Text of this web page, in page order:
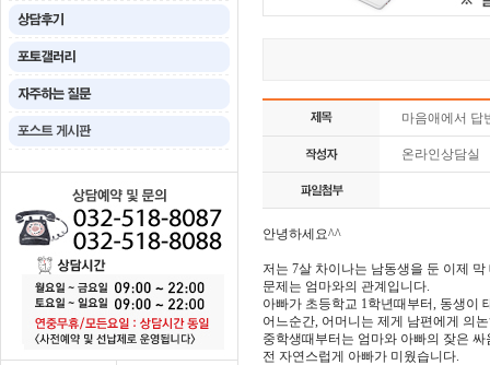
마음애에서 답
온라인상담실
안녕하세요^^
저는 7살 차이나는 남동생을 둔 이제
문제는 엄마와의 관계입니다.
아빠가 초등학교 1학년때부터, 동생이
어느순간, 어머니는 제게 남편에게 의
중학생때부터는 엄마와 아빠의 잦은
전 자연스럽게 아빠가 미웠습니다.